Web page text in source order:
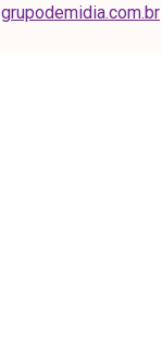
grupodemidia.com.br